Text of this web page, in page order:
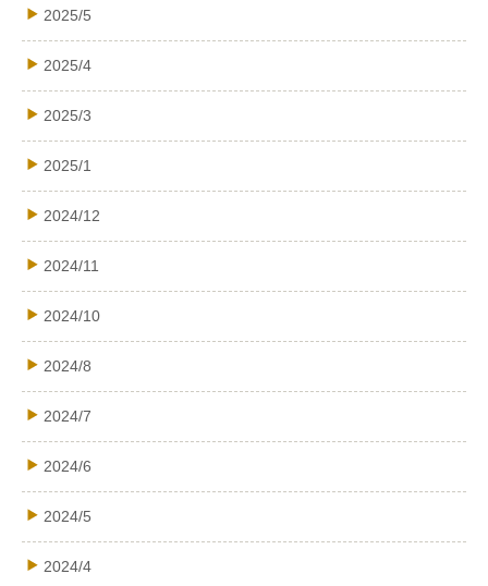
2025/5
2025/4
2025/3
2025/1
2024/12
2024/11
2024/10
2024/8
2024/7
2024/6
2024/5
2024/4